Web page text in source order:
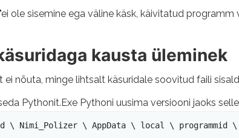
ole sisemine ega väline käsk, käivitatud
kausta üleminek
ei nõuta, minge lihtsalt käsuridale soovitud faili
Pythonit.Exe Pythoni uusima versiooni jaoks
\ Nimi_Polizer \ AppData \ local \ programmid \